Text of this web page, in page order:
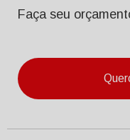
Faça seu